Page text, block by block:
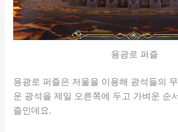
용광로 퍼즐
용광로 퍼즐은 저울을 이용해 광석들의
운 광석을 제일 오른쪽에 두고 가벼운 순
즐인데요.